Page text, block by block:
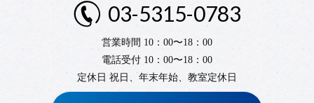
03-5315-0783
営業時間 10：00〜18：00
電話受付 10：00〜18：00
定休日 祝日、年末年始、教室定休日